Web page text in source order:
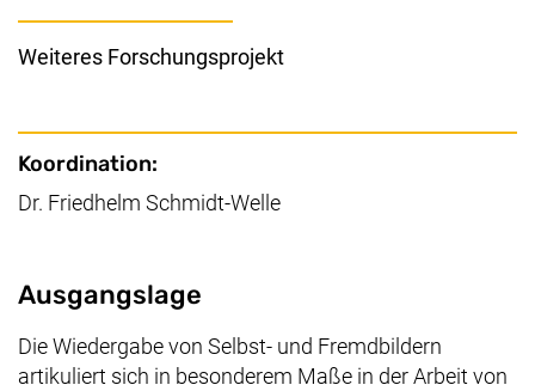
Weiteres Forschungsprojekt
Wichtige Details
Koordination:
Dr. Friedhelm Schmidt-Welle
Beschreibung
Ausgangslage
Die Wiedergabe von Selbst- und Fremdbildern
artikuliert sich in besonderem Maße in der Arbeit von